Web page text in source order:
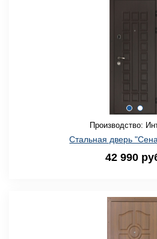
Производство:
Стальная дверь
42 990